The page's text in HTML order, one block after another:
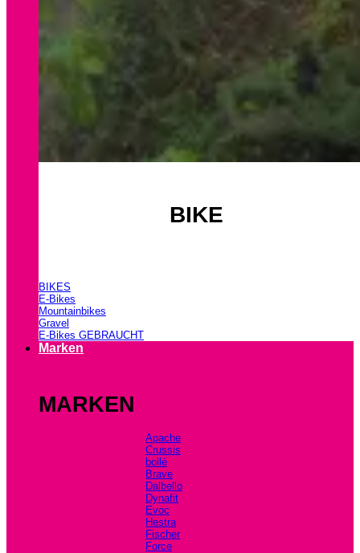
BIKE
BIKES
E-Bikes
Mountainbikes
Gravel
E-Bikes GEBRAUCHT
Marken
MARKEN
Apache
Crussis
bollé
Brave
Dalbello
Dynafit
Evoc
Hestra
Fischer
Force